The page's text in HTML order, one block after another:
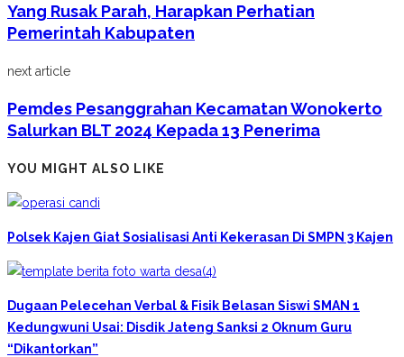
Yang Rusak Parah, Harapkan Perhatian
Pemerintah Kabupaten
next article
Pemdes Pesanggrahan Kecamatan Wonokerto
Salurkan BLT 2024 Kepada 13 Penerima
YOU MIGHT ALSO LIKE
Polsek Kajen Giat Sosialisasi Anti Kekerasan Di SMPN 3 Kajen
Dugaan Pelecehan Verbal & Fisik Belasan Siswi SMAN 1
Kedungwuni Usai: Disdik Jateng Sanksi 2 Oknum Guru
“Dikantorkan”